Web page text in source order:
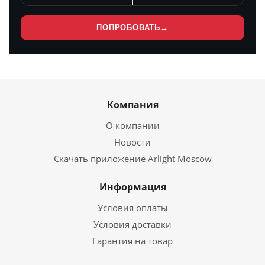
ПОПРОБОВАТЬ →
Компания
О компании
Новости
Скачать приложение Arlight Moscow
Информация
Условия оплаты
Условия доставки
Гарантия на товар